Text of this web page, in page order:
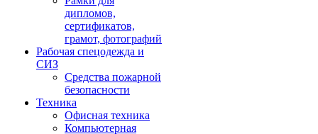
дипломов,
сертификатов,
грамот, фотографий
Рабочая спецодежда и
СИЗ
Средства пожарной
безопасности
Техника
Офисная техника
Компьютерная